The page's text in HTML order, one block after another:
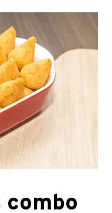
combo